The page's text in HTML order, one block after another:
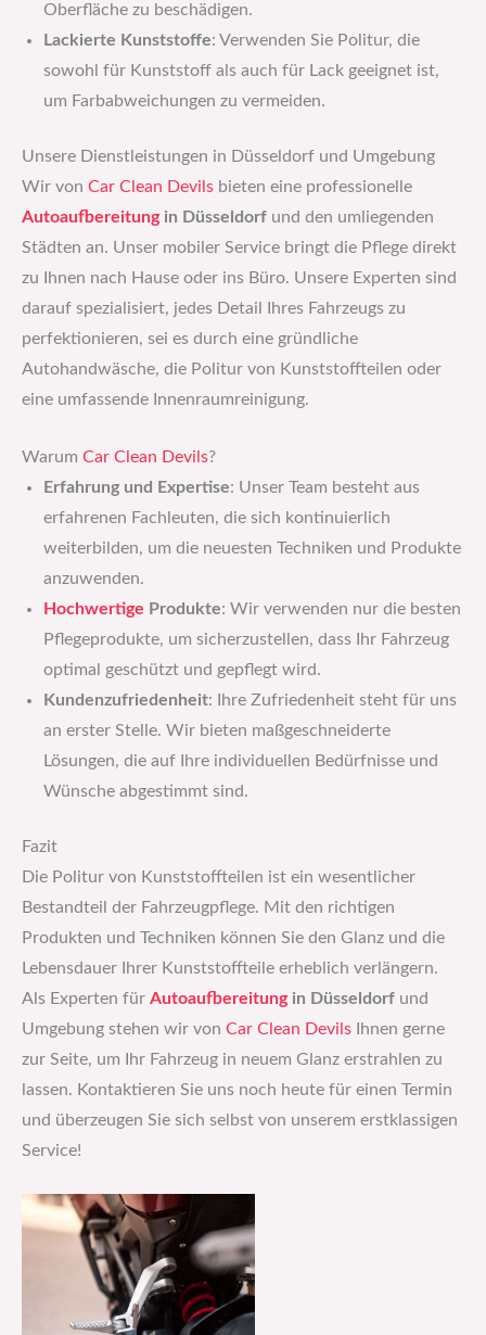
Oberfläche zu beschädigen.
Lackierte Kunststoffe: Verwenden Sie Politur, die
sowohl für Kunststoff als auch für Lack geeignet ist,
um Farbabweichungen zu vermeiden.
Unsere Dienstleistungen in Düsseldorf und Umgebung
Wir von Car Clean Devils bieten eine professionelle
Autoaufbereitungin Düsseldorf und den umliegenden
Städten an. Unser mobiler Service bringt die Pflege direkt
zu Ihnen nach Hause oder ins Büro. Unsere Experten sind
darauf spezialisiert, jedes Detail Ihres Fahrzeugs zu
perfektionieren, sei es durch eine gründliche
Autohandwäsche, die Politur von Kunststoffteilen oder
eine umfassende Innenraumreinigung.
Warum Car Clean Devils?
Erfahrung und Expertise: Unser Team besteht aus
erfahrenen Fachleuten, die sich kontinuierlich
weiterbilden, um die neuesten Techniken und Produkte
anzuwenden.
Hochwertige Produkte: Wir verwenden nur die besten
Pflegeprodukte, um sicherzustellen, dass Ihr Fahrzeug
optimal geschützt und gepflegt wird.
Kundenzufriedenheit: Ihre Zufriedenheit steht für uns
an erster Stelle. Wir bieten maßgeschneiderte
Lösungen, die auf Ihre individuellen Bedürfnisse und
Wünsche abgestimmt sind.
Fazit
Die Politur von Kunststoffteilen ist ein wesentlicher
Bestandteil der Fahrzeugpflege. Mit den richtigen
Produkten und Techniken können Sie den Glanz und die
Lebensdauer Ihrer Kunststoffteile erheblich verlängern.
Als Experten für Autoaufbereitungin Düsseldorf und
Umgebung stehen wir von Car Clean Devils Ihnen gerne
zur Seite, um Ihr Fahrzeug in neuem Glanz erstrahlen zu
lassen. Kontaktieren Sie uns noch heute für einen Termin
und überzeugen Sie sich selbst von unserem erstklassigen
Service!